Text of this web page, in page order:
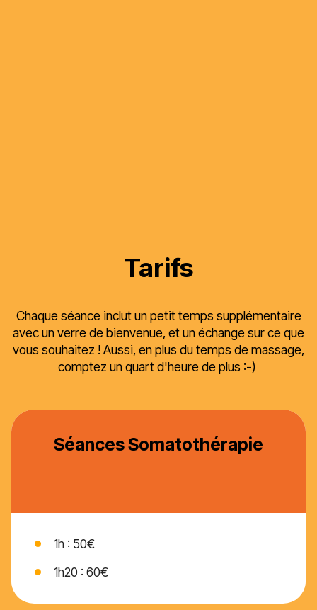
Tarifs
Chaque séance inclut un petit temps supplémentaire
avec un verre de bienvenue, et un échange sur ce que
vous souhaitez ! Aussi, en plus du temps de massage,
comptez un quart d'heure de plus :-)
Séances Somatothérapie
1h : 50€
1h20 : 60€